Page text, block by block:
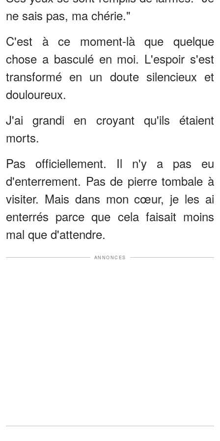
ne sais pas, ma chérie."
C'est à ce moment-là que quelque
chose a basculé en moi. L'espoir s'est
transformé en un doute silencieux et
douloureux.
J'ai grandi en croyant qu'ils étaient
morts.
Pas officiellement. Il n'y a pas eu
d'enterrement. Pas de pierre tombale à
visiter. Mais dans mon cœur, je les ai
enterrés parce que cela faisait moins
mal que d'attendre.
ANNONCES